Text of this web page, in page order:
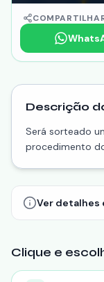
Descrição
Será sorteado
procedimento
Ver detalhes
Clique e